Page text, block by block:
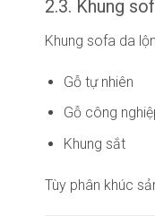
2.3. Khung
Khung sofa da
Gỗ tự nhiên
Gỗ công
Khung sắt
Tùy phân khúc